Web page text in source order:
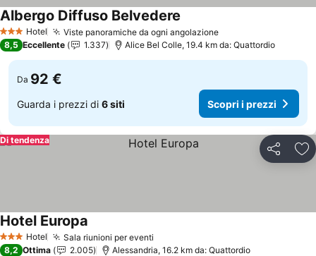
3 StelleHotel Viste panoramiche da ogni angolazioneScopri i prezzi
Albergo Diffuso Belvedere
8,5 Eccellente 1.337 Alice Bel Colle, 19.4 km da: Quattordio
Da 92 €
Guarda i prezzi di 6 siti Scopri i prezzi
Condividi
Di tendenza
3 StelleHotel Sala riunioni per eventi
Hotel Europa
8,2 Ottima 2.005 Alessandria, 16.2 km da: Quattordio